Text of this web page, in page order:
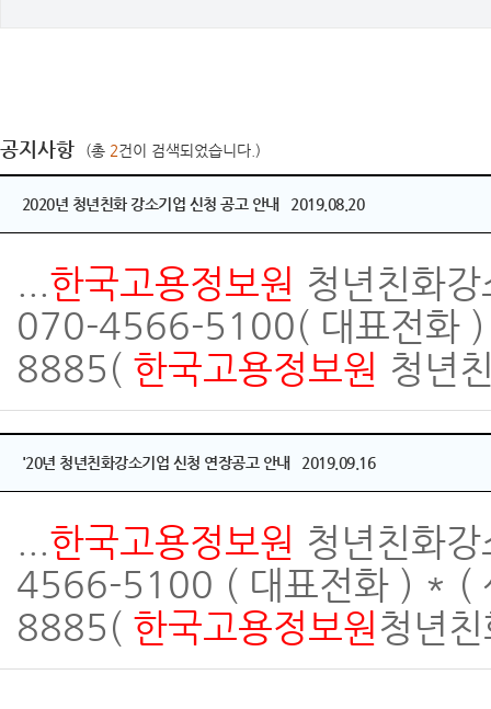
공지사항 (총 2건이 검색되었습니다.)
2020년 청년친화 강소기업 신청 공고 안내 2019.08.20
...한국고용정보원 청년친화
070-4566-5100( 대표전화
8885( 한국고용정보원 청년
'20년 청년친화강소기업 신청 연장공고 안내 2019.09.16
...한국고용정보원 청년친화
4566-5100 ( 대표전화 ) * (
8885( 한국고용정보원청년